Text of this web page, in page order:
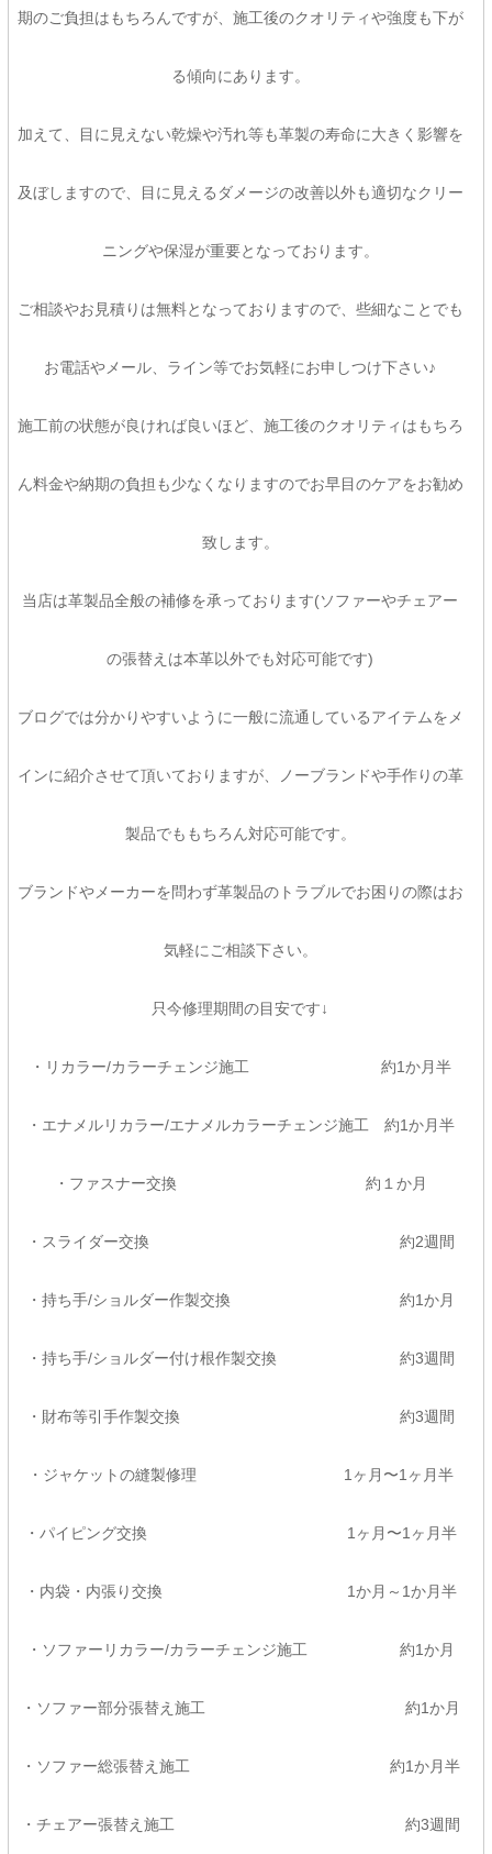
期のご負担はもちろんですが、施工後のクオリティや強度も下が
る傾向にあります。
加えて、目に見えない乾燥や汚れ等も革製の寿命に大きく影響を
及ぼしますので、目に見えるダメージの改善以外も適切なクリー
ニングや保湿が重要となっております。
ご相談やお見積りは無料となっておりますので、些細なことでも
お電話やメール、ライン等でお気軽にお申しつけ下さい♪
施工前の状態が良ければ良いほど、施工後のクオリティはもちろ
ん料金や納期の負担も少なくなりますのでお早目のケアをお勧め
致します。
当店は革製品全般の補修を承っております(ソファーやチェアー
の張替えは本革以外でも対応可能です)
ブログでは分かりやすいように一般に流通しているアイテムをメ
インに紹介させて頂いておりますが、ノーブランドや手作りの革
製品でももちろん対応可能です。
ブランドやメーカーを問わず革製品のトラブルでお困りの際はお
気軽にご相談下さい。
只今修理期間の目安です↓
・リカラー/カラーチェンジ施工 約1か月半
・エナメルリカラー/エナメルカラーチェンジ施工 約1か月半
・ファスナー交換 約１か月
・スライダー交換 約2週間
・持ち手/ショルダー作製交換 約1か月
・持ち手/ショルダー付け根作製交換 約3週間
・財布等引手作製交換 約3週間
・ジャケットの縫製修理 1ヶ月〜1ヶ月半
・パイピング交換 1ヶ月〜1ヶ月半
・内袋・内張り交換 1か月～1か月半
・ソファーリカラー/カラーチェンジ施工 約1か月
・ソファー部分張替え施工 約1か月
・ソファー総張替え施工 約1か月半
・チェアー張替え施工 約3週間